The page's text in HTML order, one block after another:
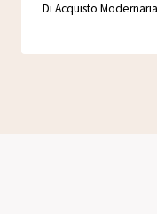
Di Acquisto